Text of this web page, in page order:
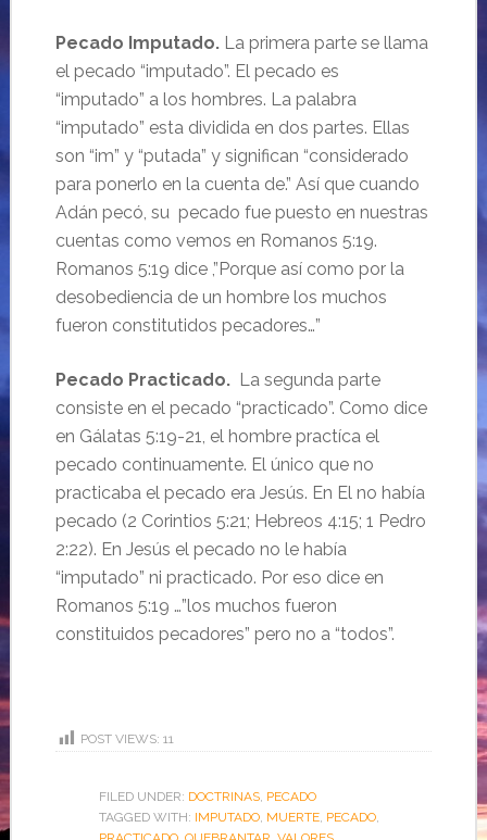
Pecado Imputado. La primera parte se llama
el pecado “imputado”. El pecado es
“imputado” a los hombres. La palabra
“imputado” esta dividida en dos partes. Ellas
son “im” y “putada” y significan “considerado
para ponerlo en la cuenta de.” Así que cuando
Adán pecó, su pecado fue puesto en nuestras
cuentas como vemos en Romanos 5:19.
Romanos 5:19 dice ,”Porque así como por la
desobediencia de un hombre los muchos
fueron constitutidos pecadores…”
Pecado Practicado. La segunda parte
consiste en el pecado “practicado”. Como dice
en Gálatas 5:19-21, el hombre practíca el
pecado continuamente. El único que no
practicaba el pecado era Jesús. En El no había
pecado (2 Corintios 5:21; Hebreos 4:15; 1 Pedro
2:22). En Jesús el pecado no le había
“imputado” ni practicado. Por eso dice en
Romanos 5:19 …”los muchos fueron
constituidos pecadores” pero no a “todos”.
POST VIEWS: 11
FILED UNDER: DOCTRINAS, PECADO
TAGGED WITH: IMPUTADO, MUERTE, PECADO,